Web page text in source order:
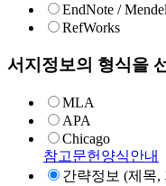
EndNote /
RefWorks
서지정보의 형식을
MLA
APA
Chicago
참고문헌양식안내
간략정보 (제목,